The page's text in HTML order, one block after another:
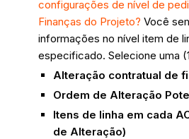
configurações de nível de
Finanças do Projeto? Você
informações no nível item de
especificado. Selecione uma
Alteração contratual de
Ordem de Alteração
Itens de linha em cada
de Alteração)